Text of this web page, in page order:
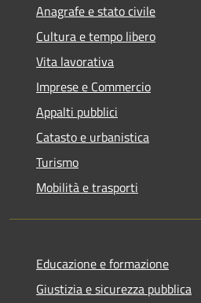
Anagrafe e stato civile
Cultura e tempo libero
Vita lavorativa
Imprese e Commercio
Appalti pubblici
Catasto e urbanistica
Turismo
Mobilità e trasporti
Educazione e formazione
Giustizia e sicurezza pubblica